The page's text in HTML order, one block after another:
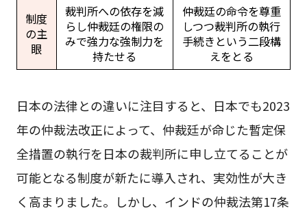
制度
の主
眼
裁判所への依存を減
らし仲裁廷の権限の
みで強力な強制力を
持たせる
仲裁廷の命令を尊重
しつつ裁判所の執行
手続きという二段構
えをとる
日本の法律との違いに注目すると、日本でも2023
年の仲裁法改正によって、仲裁廷が命じた暫定保
全措置の執行を日本の裁判所に申し立てることが
可能となる制度が新たに導入され、実効性が大き
く高まりました。しかし、インドの仲裁法第17条